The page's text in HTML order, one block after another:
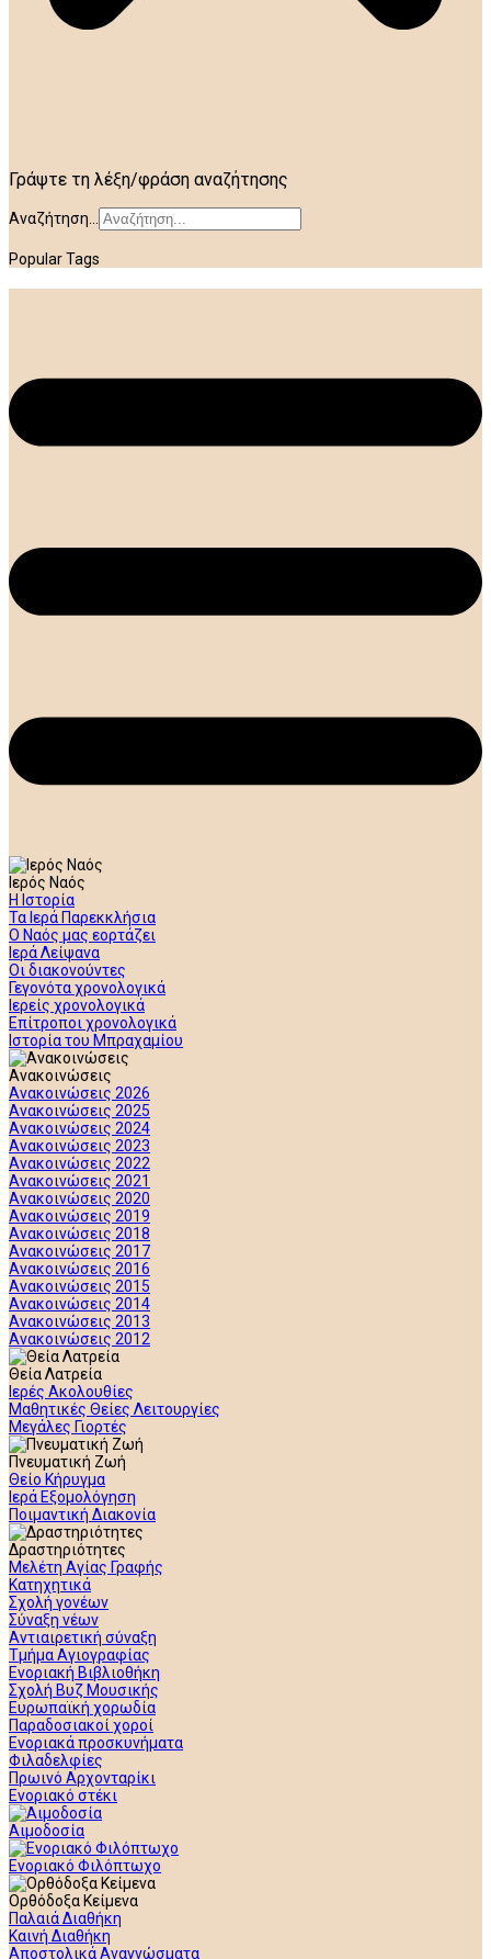
Γράψτε τη λέξη/φράση αναζήτησης
Αναζήτηση...
Popular Tags
Ιερός Ναός
Η Ιστορία
Τα Ιερά Παρεκκλήσια
Ο Ναός μας εορτάζει
Ιερά Λείψανα
Οι διακονούντες
Γεγονότα χρονολογικά
Ιερείς χρονολογικά
Επίτροποι χρονολογικά
Ιστορία του Μπραχαμίου
Ανακοινώσεις
Ανακοινώσεις 2026
Ανακοινώσεις 2025
Ανακοινώσεις 2024
Ανακοινώσεις 2023
Ανακοινώσεις 2022
Ανακοινώσεις 2021
Ανακοινώσεις 2020
Ανακοινώσεις 2019
Ανακοινώσεις 2018
Ανακοινώσεις 2017
Ανακοινώσεις 2016
Ανακοινώσεις 2015
Ανακοινώσεις 2014
Ανακοινώσεις 2013
Ανακοινώσεις 2012
Θεία Λατρεία
Ιερές Ακολουθίες
Μαθητικές Θείες Λειτουργίες
Μεγάλες Γιορτές
Πνευματική Ζωή
Θείο Κήρυγμα
Ιερά Εξομολόγηση
Ποιμαντική Διακονία
Δραστηριότητες
Μελέτη Αγίας Γραφής
Κατηχητικά
Σχολή γονέων
Σύναξη νέων
Αντιαιρετική σύναξη
Τμήμα Αγιογραφίας
Ενοριακή Βιβλιοθήκη
Σχολή Βυζ Μουσικής
Ευρωπαϊκή χορωδία
Παραδοσιακοί χοροί
Ενοριακά προσκυνήματα
Φιλαδελφίες
Πρωινό Αρχονταρίκι
Ενοριακό στέκι
Αιμοδοσία
Ενοριακό Φιλόπτωχο
Ορθόδοξα Κείμενα
Παλαιά Διαθήκη
Καινή Διαθήκη
Αποστολικά Αναγνώσματα